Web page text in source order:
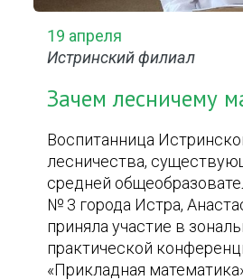
19 апреля
Истринский филиал
Зачем лесничему
Воспитанница
лесничества,
средней
№ 3 города Истра,
приняла участие в
практической
«Прикладная